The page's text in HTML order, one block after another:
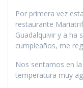
Por primera vez
restaurante
Guadalquivir y a ha
cumpleaños, me
Nos sentamos en
temperatura muy